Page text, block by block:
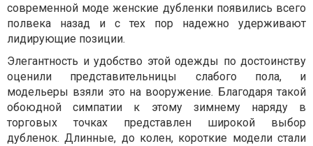
современной моде женские дубленки появились всего
полвека назад и с тех пор надежно удерживают
лидирующие позиции.
Элегантность и удобство этой одежды по достоинству
оценили представительницы слабого пола, и
модельеры взяли это на вооружение. Благодаря такой
обоюдной симпатии к этому зимнему наряду в
торговых точках представлен широкой выбор
дубленок. Длинные, до колен, короткие модели стали